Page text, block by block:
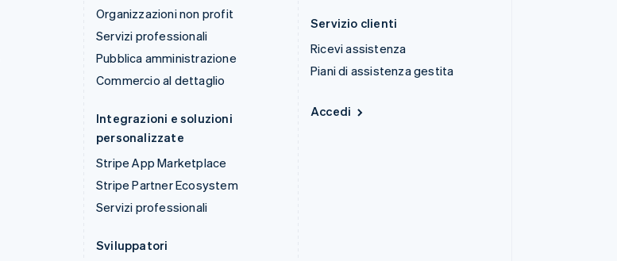
Organizzazioni non profit
Servizi professionali
Pubblica amministrazione
Commercio al dettaglio
Integrazioni e soluzioni
personalizzate
Stripe App Marketplace
Stripe Partner Ecosystem
Servizi professionali
Sviluppatori
Servizio clienti
Ricevi assistenza
Piani di assistenza gestita
Accedi